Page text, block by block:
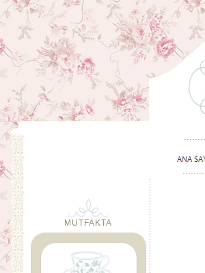
MUTFAKTA